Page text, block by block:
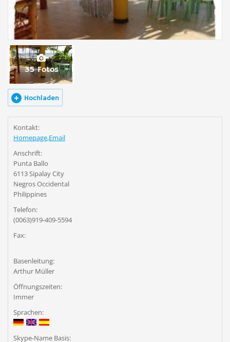
35 Fotos
Hochladen
Kontakt:
Homepage,Email
Anschrift:
Punta Ballo
6113 Sipalay City
Negros Occidental
Philippines
Telefon:
(0063)919-409-5594
Fax:
Basenleitung:
Arthur Müller
Öffnungszeiten:
Immer
Sprachen:
Skype-Name Basis: